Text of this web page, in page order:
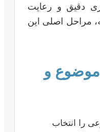
دقیق و رعایت
مراحل اصلی این
موضوع و
را انتخاب